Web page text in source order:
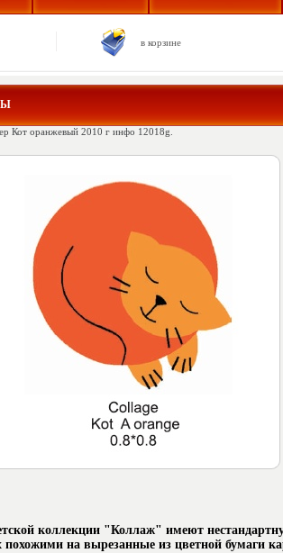
в корзине
Кот оранжевый 2010 г инфо 12018g.
коллекции "Коллаж" имеют
похожими на вырезанные из цветной бумаги